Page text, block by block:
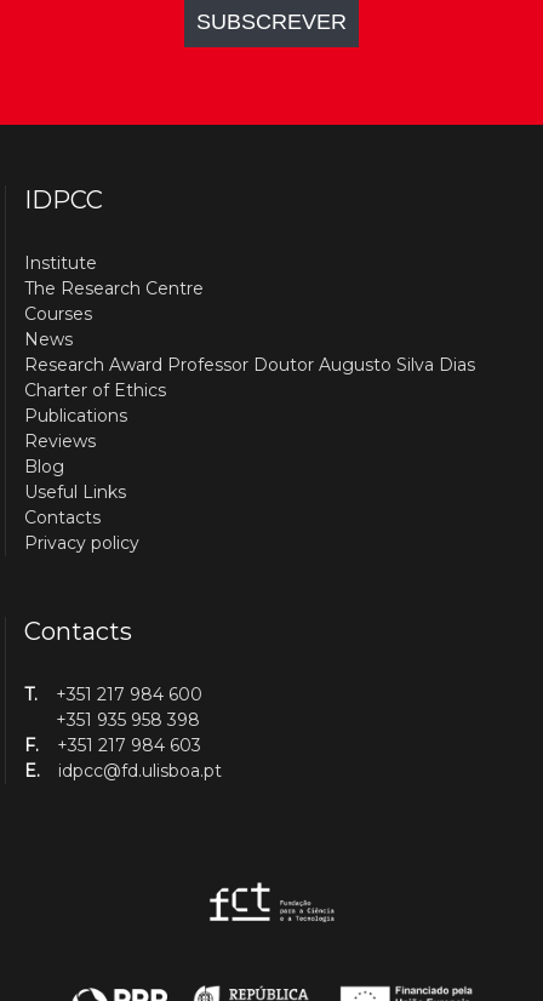
IDPCC
Institute
The Research Centre
Courses
News
Research Award Professor Doutor Augusto Silva Dias
Charter of Ethics
Publications
Reviews
Blog
Useful Links
Contacts
Privacy policy
Contacts
T.
+351 217 984 600
+351 935 958 398
F.
+351 217 984 603
E.
idpcc@fd.ulisboa.pt